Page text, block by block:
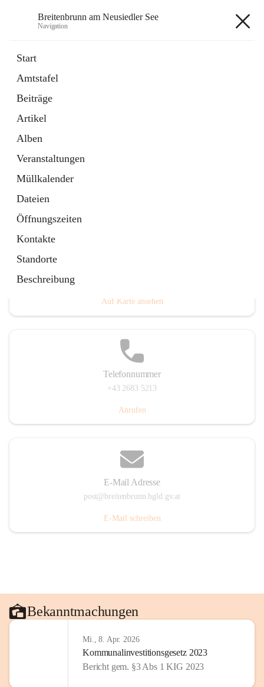
Breitenbrunn am Neusiedler See
Navigation
Start
Amtstafel
Beiträge
Artikel
Alben
Veranstaltungen
Müllkalender
Dateien
Öffnungszeiten
Kontakte
Standorte
Beschreibung
18 Schnellzugriffe
Gemeindeservice
Auf Karte ansehen
Telefonnummer
+43 2683 5213
Anrufen
E-Mail Adresse
post@breitenbrunn.bgld.gv.at
E-Mail schreiben
Bekanntmachungen
Mi., 8. Apr. 2026
Kommunalinvestitionsgesetz 2023
Bericht gem. §3 Abs 1 KIG 2023